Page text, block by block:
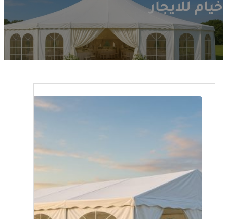
خيام للايجار